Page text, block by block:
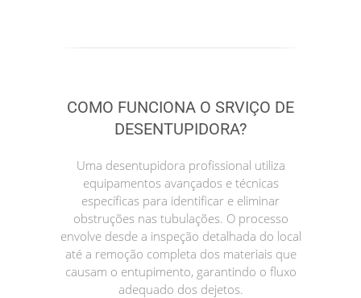
COMO FUNCIONA O SRVIÇO DE
DESENTUPIDORA?
Uma desentupidora profissional utiliza
equipamentos avançados e técnicas
específicas para identificar e eliminar
obstruções nas tubulações. O processo
envolve desde a inspeção detalhada do local
até a remoção completa dos materiais que
causam o entupimento, garantindo o fluxo
adequado dos dejetos.